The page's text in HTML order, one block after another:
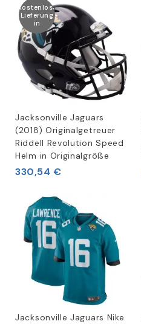
Kostenlose
Lieferung
in
Jacksonville Jaguars
(2018) Originalgetreuer
Riddell Revolution Speed
Helm in Originalgröße
330,54 €
Jacksonville Jaguars Nike